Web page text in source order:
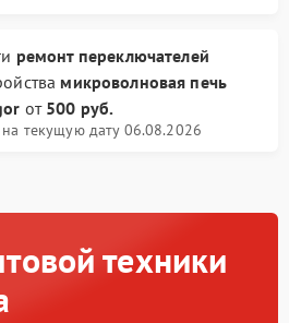
ремонт переключателей
микроволновая печь
от 500 руб.
текущую дату 06.08.2026
техники